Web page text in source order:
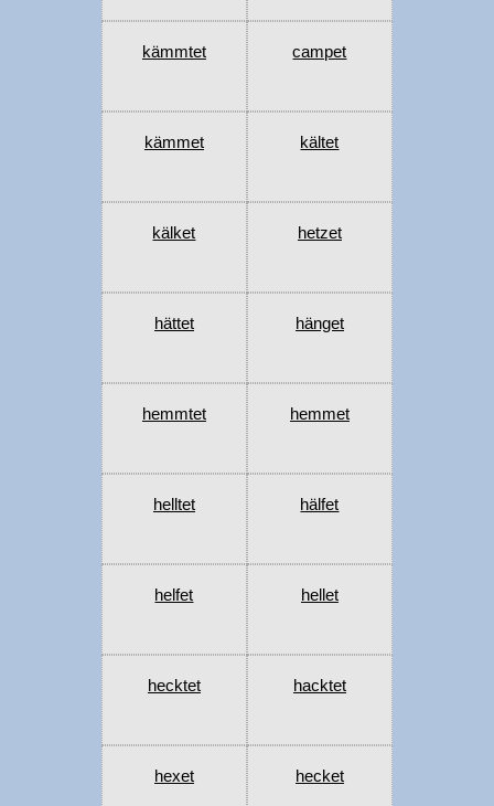
kämmtet campet
kämmet kältet
kälket hetzet
hättet hänget
hemmtet hemmet
helltet hälfet
helfet hellet
hecktet hacktet
hexet hecket